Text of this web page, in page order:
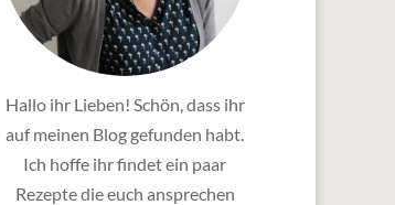
Hallo ihr Lieben! Schön, dass ihr
auf meinen Blog gefunden habt.
Ich hoffe ihr findet ein paar
Rezepte die euch ansprechen